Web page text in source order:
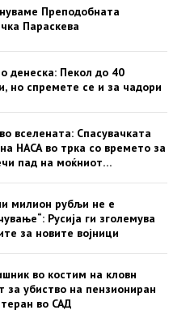
Преподобната
Параскева
денеска: Пекол до 40
но спремете се и за чадори
вселената: Спасувачката
НАСА во трка со времето за
пад на моќниот
милион рубљи не е
Русија ги зголемува
за новите војници
во костим на кловн
за убиство на пензиониран
во САД